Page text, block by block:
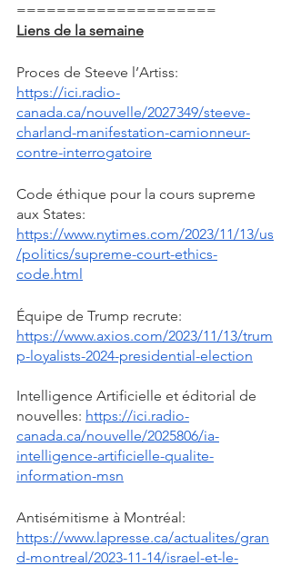
====================
Liens de la semaine
Proces de Steeve l’Artiss:
https://ici.radio-
canada.ca/nouvelle/2027349/steeve-
charland-manifestation-camionneur-
contre-interrogatoire
Code éthique pour la cours supreme
aux States:
https://www.nytimes.com/2023/11/13/us
/politics/supreme-court-ethics-
code.html
Équipe de Trump recrute:
https://www.axios.com/2023/11/13/trum
p-loyalists-2024-presidential-election
Intelligence Artificielle et éditorial de
nouvelles: https://ici.radio-
canada.ca/nouvelle/2025806/ia-
intelligence-artificielle-qualite-
information-msn
Antisémitisme à Montréal:
https://www.lapresse.ca/actualites/gran
d-montreal/2023-11-14/israel-et-le-